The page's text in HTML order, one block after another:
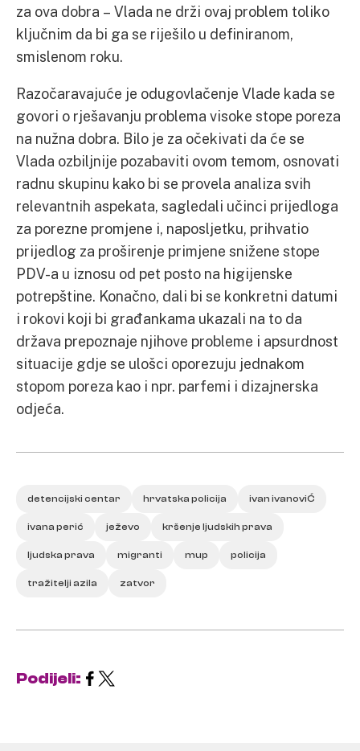
za ova dobra – Vlada ne drži ovaj problem toliko
ključnim da bi ga se riješilo u definiranom,
smislenom roku.
Razočaravajuće je odugovlačenje Vlade kada se
govori o rješavanju problema visoke stope poreza
na nužna dobra. Bilo je za očekivati da će se
Vlada ozbiljnije pozabaviti ovom temom, osnovati
radnu skupinu kako bi se provela analiza svih
relevantnih aspekata, sagledali učinci prijedloga
za porezne promjene i, naposljetku, prihvatio
prijedlog za proširenje primjene snižene stope
PDV-a u iznosu od pet posto na higijenske
potrepštine. Konačno, dali bi se konkretni datumi
i rokovi koji bi građankama ukazali na to da
država prepoznaje njihove probleme i apsurdnost
situacije gdje se ulošci oporezuju jednakom
stopom poreza kao i npr. parfemi i dizajnerska
odjeća.
detencijski centar hrvatska policija ivan ivanoviĆ
ivana perić ježevo kršenje ljudskih prava
ljudska prava migranti mup policija
tražitelji azila zatvor
Podijeli: